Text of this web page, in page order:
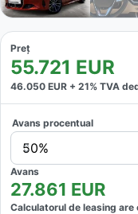
Preț
55.721 EUR
46.050 EUR + 21% TVA
Avans procentual
50%
Avans
27.861 EUR
Calculatorul de leasing